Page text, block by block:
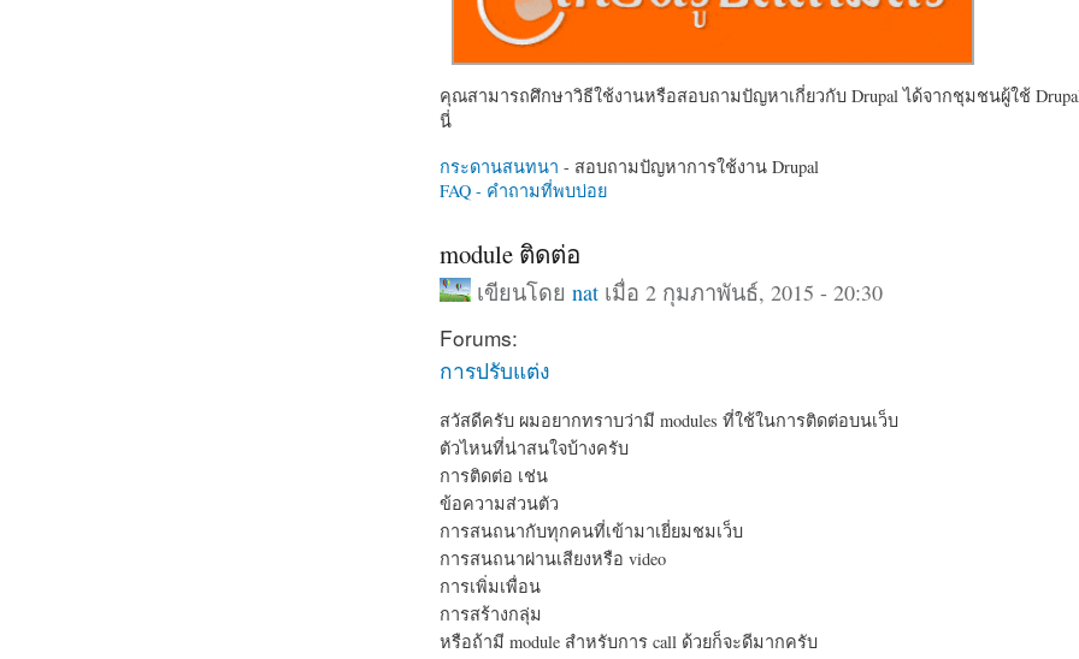
คุณสามารถศึกษาวิธีใช้งานหรือสอบถามปัญหาเกี่ยวกับ Drupal ได้จากชุมชนผู้ใช้
นี่
กระดานสนทนา - สอบถามปัญหาการใช้งาน Drupal
FAQ - คำถามที่พบบ่อย
module ติดต่อ
เขียนโดยnat เมื่อ 2 กุมภาพันธ์, 2015 - 20:30
Forums:
การปรับแต่ง
สวัสดีครับ ผมอยากทราบว่ามี modules ที่ใช้ในการติดต่อบนเว็บ
ตัวไหนที่น่าสนใจบ้างครับ
การติดต่อ เช่น
ข้อความส่วนตัว
การสนถนากับทุกคนที่เข้ามาเยี่ยมชมเว็บ
การสนถนาผ่านเสียงหรือ video
การเพิ่มเพื่อน
การสร้างกลุ่ม
หรือถ้ามี module สำหรับการ call ด้วยก็จะดีมากครับ